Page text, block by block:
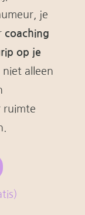
je
coaching
op je
alleen
ruimte